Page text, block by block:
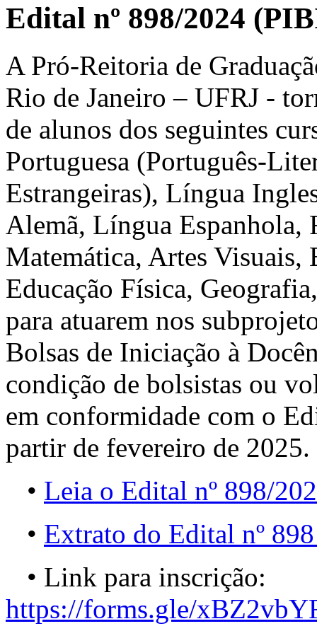
Edital nº 898/2024
A Pró-Reitoria de
Rio de Janeiro – UFRJ -
de alunos dos seguintes
Portuguesa (Português-
Estrangeiras), Língua
Alemã, Língua
Matemática, Artes Visuais,
Educação Física,
para atuarem nos
Bolsas de Iniciação à
condição de bolsistas ou
em conformidade com o
partir de fevereiro de 2025.
• Leia o Edital nº 898/
• Extrato do Edital nº
• Link para inscrição:
https://forms.gle/